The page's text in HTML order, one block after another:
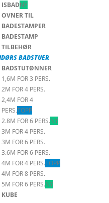
ISBADNY
OVNER TIL
BADESTAMPER
BADESTAMP
TILBEHØR
BADSTUER
BADSTUTØNNER
1,6M FOR 3 PERS.
2M FOR 4 PERS.
2,4M FOR 4
PERS.TOPP
2.8M FOR 6 PERS.NY
3M FOR 4 PERS.
3M FOR 6 PERS.
3.6M FOR 6 PERS.
4M FOR 4 PERS.TOPP
4M FOR 8 PERS.
5M FOR 6 PERS.NY
KUBE